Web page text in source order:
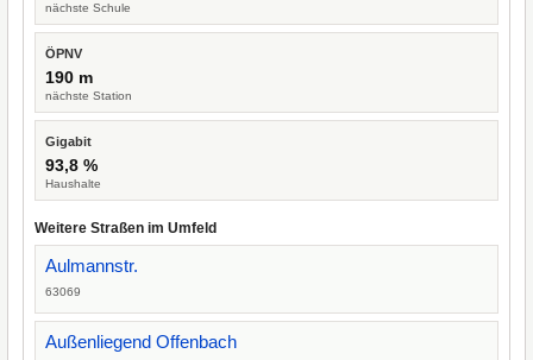
nächste Schule
ÖPNV
190 m
nächste Station
Gigabit
93,8 %
Haushalte
Weitere Straßen im Umfeld
Aulmannstr.
63069
Außenliegend Offenbach